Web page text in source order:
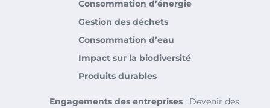
Consommation d’énergie
Gestion des déchets
Consommation d’eau
Impact sur la biodiversité
Produits durables
Engagements des entreprises : Devenir des